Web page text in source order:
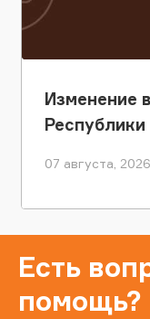
Изменение
07 августа, 2026
Есть
помощь?